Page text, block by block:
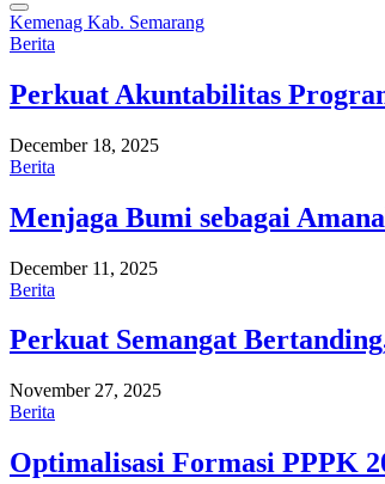
Kemenag Kab. Semarang
Berita
Perkuat Akuntabilitas
December 18, 2025
Berita
Menjaga Bumi sebagai
December 11, 2025
Berita
Perkuat Semangat
November 27, 2025
Berita
Optimalisasi Formasi PPPK